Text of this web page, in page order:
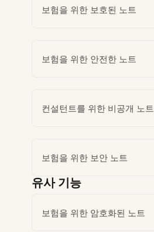
보험을 위한 보호된 노트
보험을 위한 안전한 노트
컨설턴트를 위한 비공개 노트
보험을 위한 보안 노트
유사 기능
보험을 위한 암호화된 노트